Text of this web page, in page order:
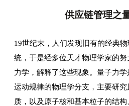
供应链管理之
19世纪末，人们发现旧有的经典
统，于是经多位天才物理学家的
力学，解释了这些现象。量子力
运动规律的物理学分支，主要研
质，以及原子核和基本粒子的结